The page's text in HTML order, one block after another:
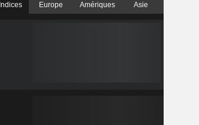
Indices Europe Amériques Asie